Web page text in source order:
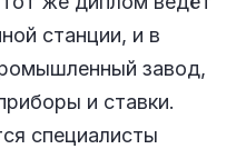
станции, и в
завод,
и ставки.
специалисты